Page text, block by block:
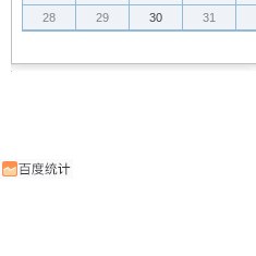
28
29 30 31